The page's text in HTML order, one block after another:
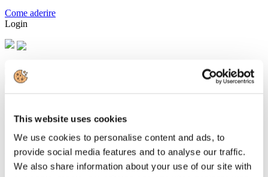
This website uses cookies
We use cookies to personalise content and ads, to
provide social media features and to analyse our traffic.
We also share information about your use of our site with
Come aderire
Login
Cerca...
Il Direttore Generale Barreca agli Stati
generali del Turismo di Fratelli d’Italia
Dettagli